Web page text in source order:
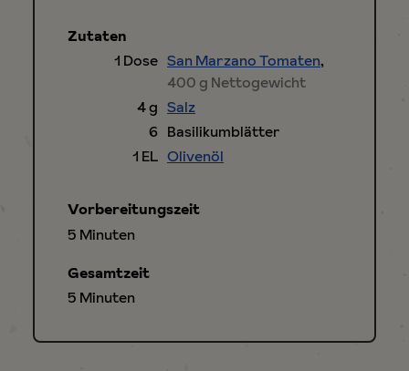
Zutaten
1 Dose San Marzano Tomaten,
400 g Nettogewicht
4g Salz
6 Basilikumblätter
1 EL Olivenöl
Vorbereitungszeit
5 Minuten
Minuten
Gesamtzeit
5 Minuten
Minuten